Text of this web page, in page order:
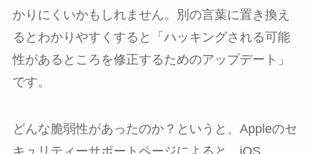
かりにくいかもしれません。別の言葉に置き換え
るとわかりやすくすると「ハッキングされる可能
性があるところを修正するためのアップデート」
です。
どんな脆弱性があったのか？というと、Appleのセ